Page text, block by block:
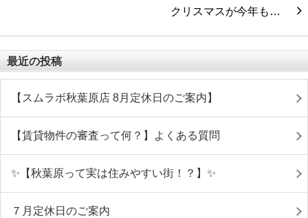
クリスマスが今年も…
最近の投稿
【スムラボ秋葉原店 8月定休日のご案内】
【賃貸物件の審査って何？】よくある質問
✨【秋葉原って実は住みやすい街！？】✨
７月定休日のご案内